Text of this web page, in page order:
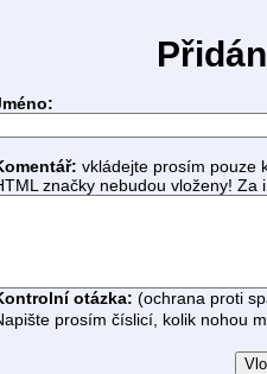
vkládejte prosím pouze
značky nebudou vloženy!
otázka: (ochrana proti
prosím číslicí, kolik nohou